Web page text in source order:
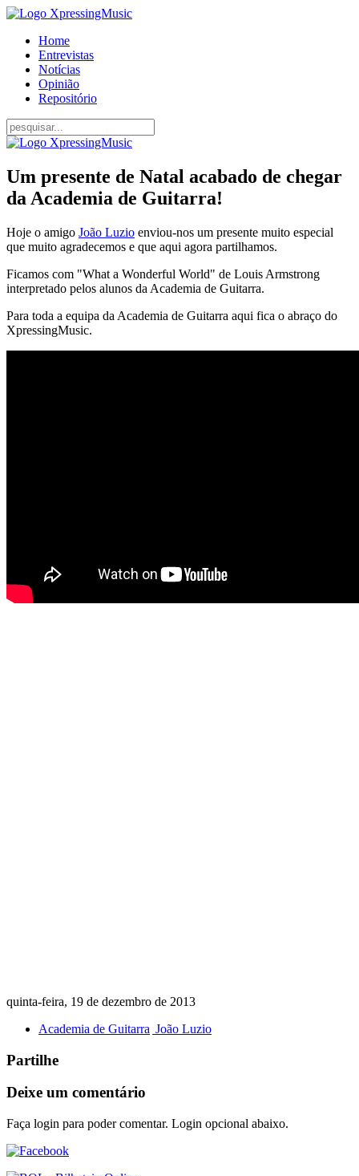
Home
Entrevistas
Notícias
Opinião
Repositório
Um presente de Natal acabado de chegar
da Academia de Guitarra!
Hoje o amigo João Luzio enviou-nos um presente muito especial
que muito agradecemos e que aqui agora partilhamos.
Ficamos com "What a Wonderful World" de Louis Armstrong
interpretado pelos alunos da Academia de Guitarra.
Para toda a equipa da Academia de Guitarra aqui fica o abraço do
XpressingMusic.
quinta-feira, 19 de dezembro de 2013
Academia de Guitarra João Luzio
Partilhe
Deixe um comentário
Faça login para poder comentar. Login opcional abaixo.